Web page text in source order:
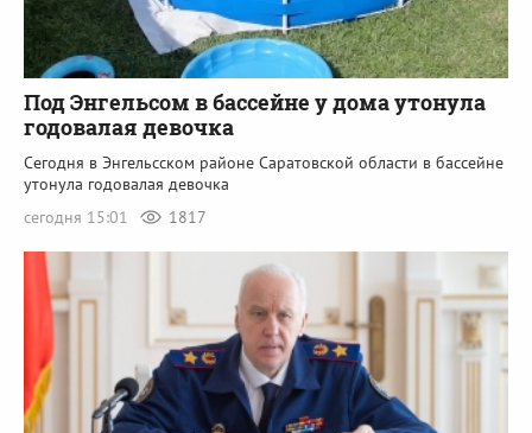
Под Энгельсом в бассейне у дома утонула
годовалая девочка
Сегодня в Энгельсском районе Саратовской области в бассейне
утонула годовалая девочка
сегодня 15:01
1817